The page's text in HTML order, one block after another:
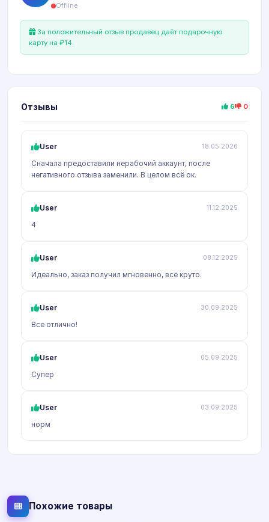
Offline
За положительный отзыв продавец даёт подарочную
карту на ₽14.
Отзывы 6 0
User 18.05.2026
Сначала предоставили нерабочий аккаунт, после
негативного отзыва заменили. В целом всё ок.
User 11.12.2025
4
User 08.12.2025
Идеально, заказ получил мгновенно, всё круто.
User 30.09.2025
Все отлично!
User 05.09.2025
Супер
User 03.09.2025
норм
Похожие товары